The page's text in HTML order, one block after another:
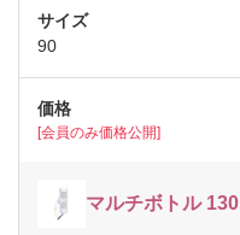
90
[会員のみ価格公開]
マルチボトル 130